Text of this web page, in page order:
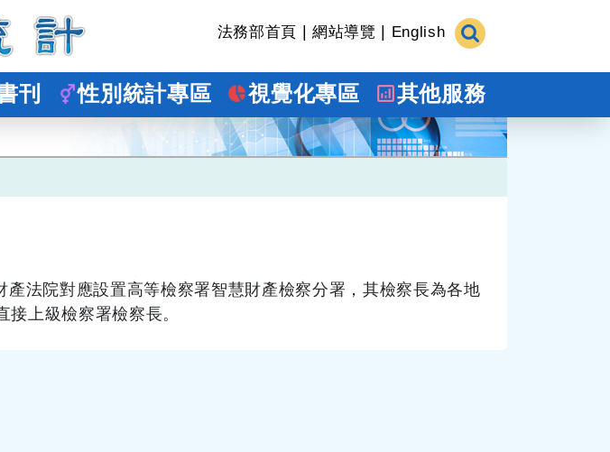
法務部首頁 網站導覽 English
刊 性別統計專區 視覺化專區 其他服務
法院對應設置高等檢察署智慧財產檢察分署，其檢察長為各地
上級檢察署檢察長。